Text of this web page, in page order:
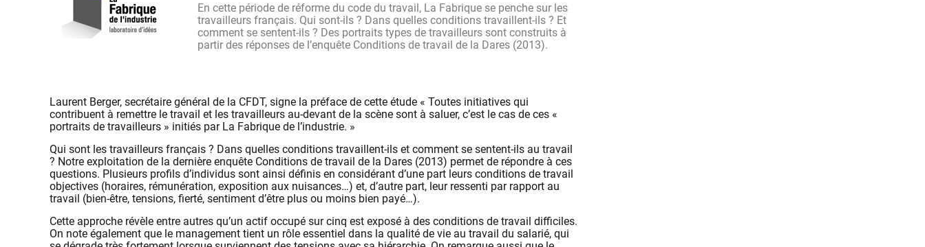
En cette période de réforme du code du travail, La Fabrique se penche sur les
travailleurs français. Qui sont-ils ? Dans quelles conditions travaillent-ils ? Et
comment se sentent-ils ? Des portraits types de travailleurs sont construits à
partir des réponses de l’enquête Conditions de travail de la Dares (2013).
Laurent Berger, secrétaire général de la CFDT, signe la préface de cette étude « Toutes initiatives qui
contribuent à remettre le travail et les travailleurs au-devant de la scène sont à saluer, c’est le cas de ces «
portraits de travailleurs » initiés par La Fabrique de l’industrie. »
Qui sont les travailleurs français ? Dans quelles conditions travaillent-ils et comment se sentent-ils au travail
? Notre exploitation de la dernière enquête Conditions de travail de la Dares (2013) permet de répondre à ces
questions. Plusieurs profils d’individus sont ainsi définis en considérant d’une part leurs conditions de travail
objectives (horaires, rémunération, exposition aux nuisances…) et, d’autre part, leur ressenti par rapport au
travail (bien-être, tensions, fierté, sentiment d’être plus ou moins bien payé…).
Cette approche révèle entre autres qu’un actif occupé sur cinq est exposé à des conditions de travail difficiles.
On note également que le management tient un rôle essentiel dans la qualité de vie au travail du salarié, qui